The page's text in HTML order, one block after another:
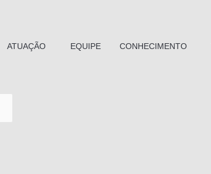
ATUAÇÃO EQUIPE CONHECIMENTO